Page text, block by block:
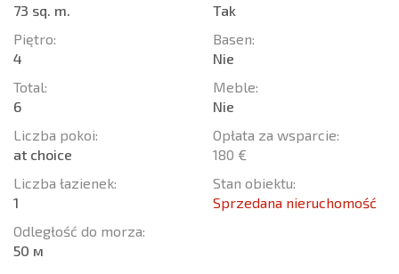
73 sq. m.
Piętro:
4
Total:
6
Liczba pokoi:
at choice
Liczba łazienek:
1
Odległość do morza:
50 м
Tak
Basen:
Nie
Meble:
Nie
Opłata za wsparcie:
180 €
Stan obiektu:
Sprzedana nieruchomość